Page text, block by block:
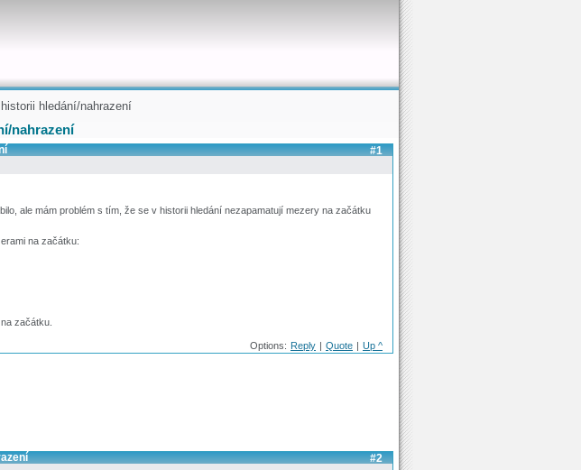
hledání/nahrazení
nahrazení
#1
ale mám problém s tím, že se v historii hledání nezapamatují mezery na začátku
na začátku:
začátku.
Options: Reply | Quote | Up ^
#2